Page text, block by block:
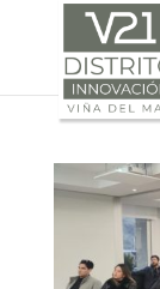
SELECT LANGUAGE ▼